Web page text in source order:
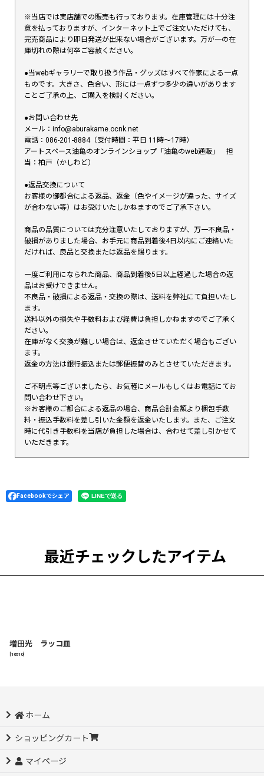
※当店では実店舗での販売も行っております。在庫管理には十分注
意を払っておりますが、インターネット上でご注文いただけても、
完売商品により即日発送が出来ない場合がございます。万が一の在
庫切れの際は何卒ご容赦ください。
●当webギャラリーで取り扱う作品・グッズはすべて作家による一点
ものです。大きさ、色合い、形には一点ずつ多少の違いがあります
ことご了承の上、ご購入を検討ください。
●お問い合わせ先
メール：info@aburakame.ocnk.net
電話：086-201-8884（受付時間：平日 11時〜17時）
アートスペース油亀のオンラインショップ「油亀のweb通販」 担
当：柏戸（かしわど）
●返品交換について
お客様の御都合による返品、返金（色やイメージが違った、サイズ
が合わない等）はお受けいたしかねますのでご了承下さい。
商品の品質については充分注意いたしておりますが、万一不良品・
破損がありました場合、お手元に商品到着後4日以内にご連絡いた
だければ、良品と交換または返品を賜ります。
一度ご利用になられた商品、商品到着後5日以上経過した場合の返
品はお受けできません。
不良品・破損による返品・交換の際は、送料を弊社にて負担いたし
ます。
送料以外の損失や手数料および経費は負担しかねますのでご了承く
ださい。
在庫がなく交換が難しい場合は、返金させていただく場合もござい
ます。
返金の方法は銀行振込または郵便振替のみとさせていただきます。
ご不明点等ございましたら、お気軽にメールもしくはお電話にてお
問い合わせ下さい。
※お客様のご都合による返品の場合、商品合計金額より梱包手数
料・振込手数料を差し引いた金額を返金いたします。また、ご注文
時に代引き手数料を当店が負担した場合は、合わせて差し引かせて
いただきます。
Facebookでシェア
最近チェックしたアイテム
増田光 ラッコ皿
16510]
ホーム
ショッピングカート
マイページ